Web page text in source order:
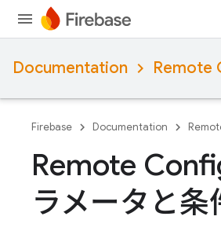
Documentation Remote
Firebase Documentation
Remote
ラメータと条